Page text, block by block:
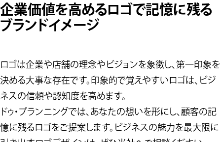
企業価値を高めるロゴで記憶に残る
ブランドイメージ
ロゴは企業や店舗の理念やビジョンを象徴し、第一印象を
決める大事な存在です。印象的で覚えやすいロゴは、ビジ
ネスの信頼や認知度を高めます。
ドゥ・プランニングでは、あなたの想いを形にし、顧客の記
憶に残るロゴをご提案します。ビジネスの魅力を最大限に